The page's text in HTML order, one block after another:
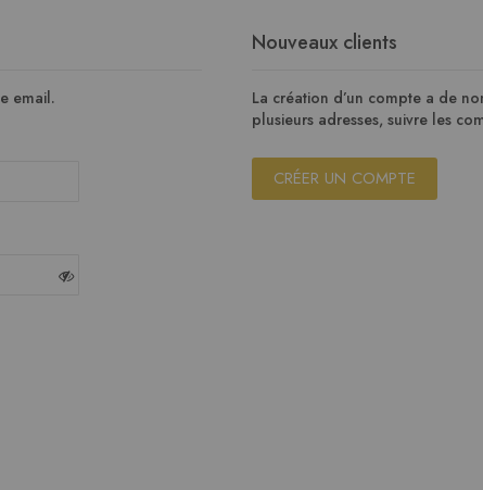
email.
Nouveaux clients
La création d’un compte a de
plusieurs adresses, suivre les
CRÉER UN COMPTE